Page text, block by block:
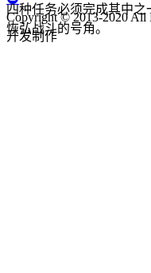
四种任务必须完成其中
恢弘战斗的号角。
Copyright © 2013-2020 All
开发制作